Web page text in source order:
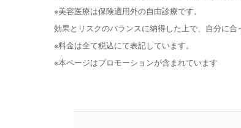
※美容医療は保険適用外の自由診療です。
効果とリスクのバランスに納得した上で、自分に合
※料金は全て税込にて表記しています。
※本ページはプロモーションが含まれています